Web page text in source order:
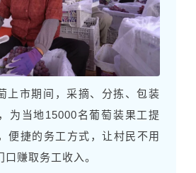
上市期间，采摘、分拣、包装
为当地15000名葡萄装果工提
便捷的务工方式，让村民不用
赚取务工收入。